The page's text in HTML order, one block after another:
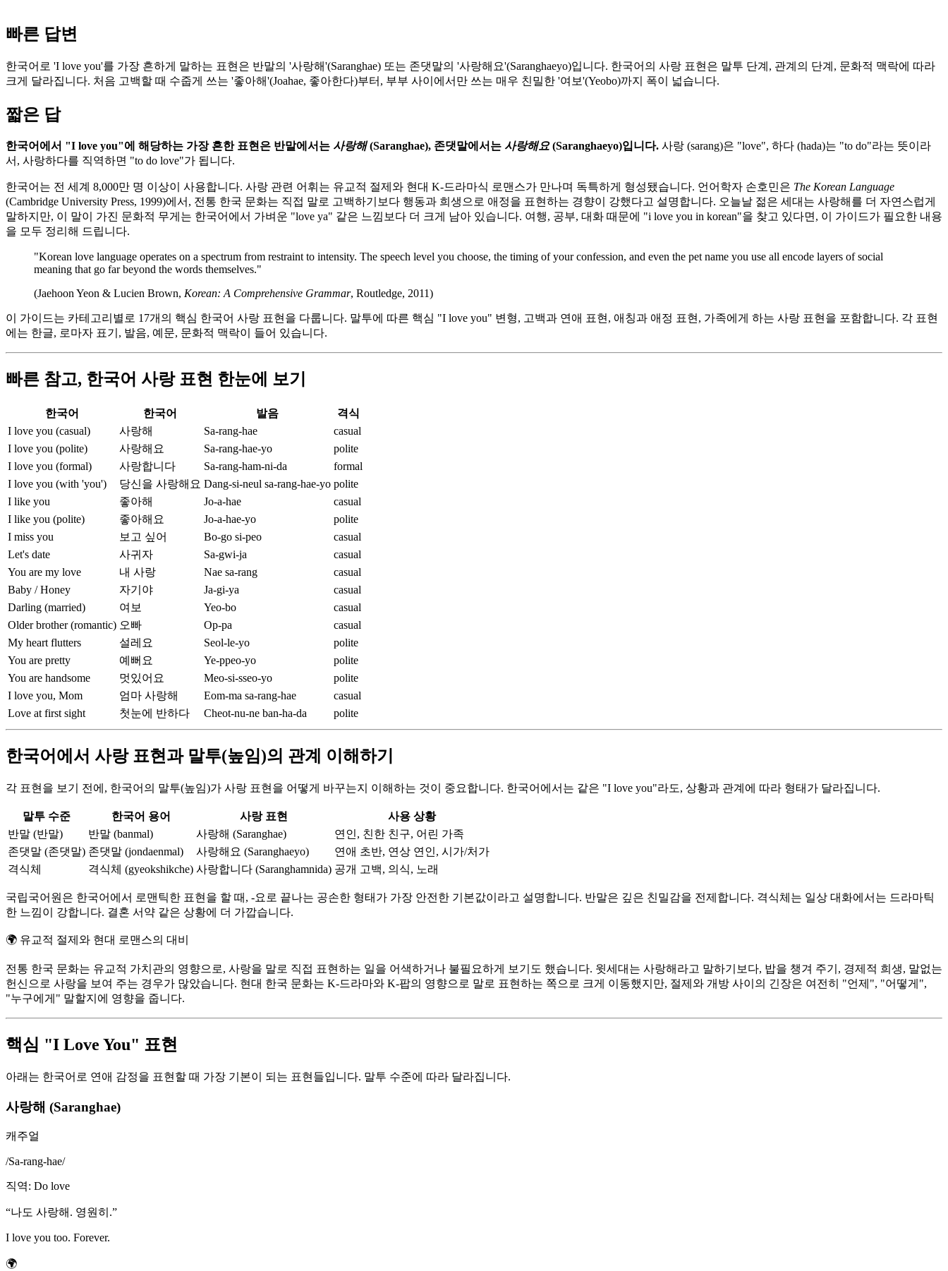
빠른 답변
한국어로 'I love you'를 가장 흔하게 말하는 표현은 반말의 '사랑해'(Saranghae) 또는 존댓말의 '사랑해요'(Saranghaeyo)입니다. 한국어의 사랑 표현은 말투 단계, 관계의 단계, 문화적 맥락에 따라
크게 달라집니다. 처음 고백할 때 수줍게 쓰는 '좋아해'(Joahae, 좋아한다)부터, 부부 사이에서만 쓰는 매우 친밀한 '여보'(Yeobo)까지 폭이 넓습니다.
짧은 답
한국어에서 "I love you"에 해당하는 가장 흔한 표현은 반말에서는 사랑해(Saranghae), 존댓말에서는 사랑해요 (Saranghaeyo)입니다. 사랑 (sarang)은 "love", 하다 (hada)는 "to do"라는 뜻이라
서, 사랑하다를 직역하면 "to do love"가 됩니다.
한국어는 전 세계 8,000만 명 이상이 사용합니다. 사랑 관련 어휘는 유교적 절제와 현대 K-드라마식 로맨스가 만나며 독특하게 형성됐습니다. 언어학자 손호민은 The Korean Language
(Cambridge University Press, 1999)에서, 전통 한국 문화는 직접 말로 고백하기보다 행동과 희생으로 애정을 표현하는 경향이 강했다고 설명합니다. 오늘날 젊은 세대는 사랑해를 더 자연스럽게
말하지만, 이 말이 가진 문화적 무게는 한국어에서 가벼운 "love ya" 같은 느낌보다 더 크게 남아 있습니다. 여행, 공부, 대화 때문에 "i love you in korean"을 찾고 있다면, 이 가이드가 필요한 내용
을 모두 정리해 드립니다.
"Korean love language operates on a spectrum from restraint to intensity. The speech level you choose, the timing of your confession, and even the pet name you use all encode layers of social
meaning that go far beyond the words themselves."
(Jaehoon Yeon & Lucien Brown, Korean: A Comprehensive Grammar, Routledge, 2011)
이 가이드는 카테고리별로 17개의 핵심 한국어 사랑 표현을 다룹니다. 말투에 따른 핵심 "I love you" 변형, 고백과 연애 표현, 애칭과 애정 표현, 가족에게 하는 사랑 표현을 포함합니다. 각 표현
에는 한글, 로마자 표기, 발음, 예문, 문화적 맥락이 들어 있습니다.
빠른 참고, 한국어 사랑 표현 한눈에 보기
한국어 한국어 발음
격식
I love you (casual)
사랑해 Sa-rang-hae
casual
I love you (polite)
사랑해요 Sa-rang-hae-yo
polite
I love you (formal)
사랑합니다 Sa-rang-ham-ni-da
formal
I love you (with 'you')
당신을 사랑해요 Dang-si-neul sa-rang-hae-yo polite
I like you
좋아해 Jo-a-hae
casual
I like you (polite)
좋아해요 Jo-a-hae-yo
polite
I miss you
보고 싶어 Bo-go si-peo
casual
Let's date
사귀자 Sa-gwi-ja
casual
You are my love
내 사랑 Nae sa-rang
casual
Baby / Honey
자기야 Ja-gi-ya
casual
Darling (married)
여보 Yeo-bo
casual
Older brother (romantic) 오빠 Op-pa
casual
My heart flutters
설레요 Seol-le-yo
polite
You are pretty
예뻐요 Ye-ppeo-yo
polite
You are handsome
멋있어요 Meo-si-sseo-yo
polite
I love you, Mom
엄마 사랑해 Eom-ma sa-rang-hae
casual
Love at first sight
첫눈에 반하다 Cheot-nu-ne ban-ha-da polite
한국어에서 사랑 표현과 말투(높임)의 관계 이해하기
각 표현을 보기 전에, 한국어의 말투(높임)가 사랑 표현을 어떻게 바꾸는지 이해하는 것이 중요합니다. 한국어에서는 같은 "I love you"라도, 상황과 관계에 따라 형태가 달라집니다.
말투 수준 한국어 용어 사랑 표현
사용 상황
반말 (반말)
반말 (banmal) 사랑해 (Saranghae)
연인, 친한 친구, 어린 가족
존댓말 (존댓말) 존댓말 (jondaenmal) 사랑해요 (Saranghaeyo)
연애 초반, 연상 연인, 시가/처가
격식체
격식체 (gyeokshikche) 사랑합니다 (Saranghamnida) 공개 고백, 의식, 노래
국립국어원은 한국어에서 로맨틱한 표현을 할 때, -요로 끝나는 공손한 형태가 가장 안전한 기본값이라고 설명합니다. 반말은 깊은 친밀감을 전제합니다. 격식체는 일상 대화에서는 드라마틱
한 느낌이 강합니다. 결혼 서약 같은 상황에 더 가깝습니다.
🌍 유교적 절제와 현대 로맨스의 대비
전통 한국 문화는 유교적 가치관의 영향으로, 사랑을 말로 직접 표현하는 일을 어색하거나 불필요하게 보기도 했습니다. 윗세대는 사랑해라고 말하기보다, 밥을 챙겨 주기, 경제적 희생, 말없는
헌신으로 사랑을 보여 주는 경우가 많았습니다. 현대 한국 문화는 K-드라마와 K-팝의 영향으로 말로 표현하는 쪽으로 크게 이동했지만, 절제와 개방 사이의 긴장은 여전히 "언제", "어떻게",
"누구에게" 말할지에 영향을 줍니다.
핵심 "I Love You" 표현
아래는 한국어로 연애 감정을 표현할 때 가장 기본이 되는 표현들입니다. 말투 수준에 따라 달라집니다.
사랑해 (Saranghae)
캐주얼
/Sa-rang-hae/
직역: Do love
“나도 사랑해. 영원히.”
I love you too. Forever.
🌍